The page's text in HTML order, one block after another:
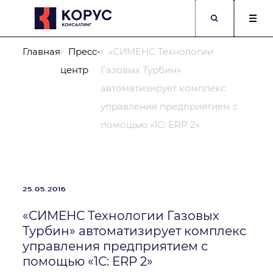
Главная
Пресс-
центр
«СИМЕНС Технологии
Газовых Турбин»
автоматизирует комплекс
управления предприятием с
помощью «1С: ERP 2»
25.05.2016
«СИМЕНС Технологии Газовых
Турбин» автоматизирует комплекс
управления предприятием с
помощью «1С: ERP 2»
Телефон Корпоративный E-mail
Опишите подробнее Вашу задачу